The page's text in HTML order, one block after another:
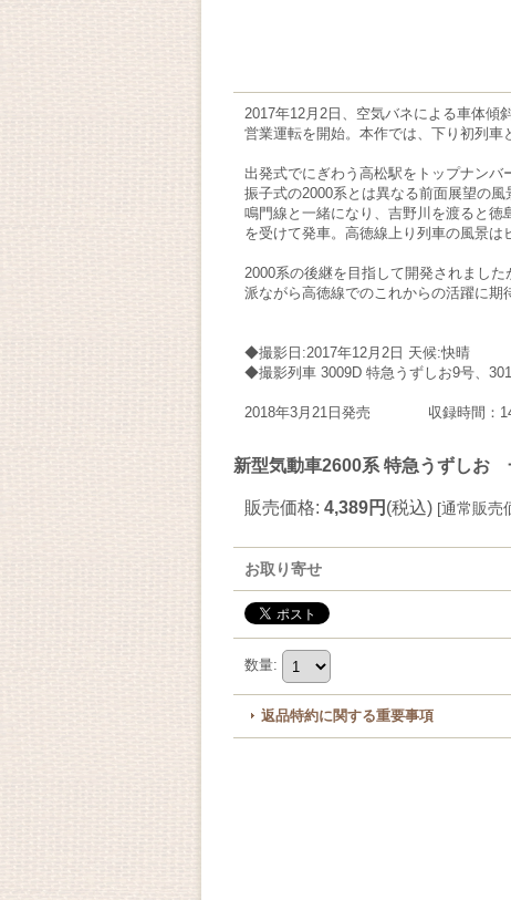
2017年12月2日、空気バネによる車体傾
営業運転を開始。本作では、下り初列車
出発式でにぎわう高松駅をトップナンバ
振子式の2000系とは異なる前面展望の
鳴門線と一緒になり、吉野川を渡ると
を受けて発車。高徳線上り列車の風景
2000系の後継を目指して開発されまし
派ながら高徳線でのこれからの活躍に期
◆撮影日:2017年12月2日 天候:快晴
◆撮影列車 3009D 特急うずしお9号、
2018年3月21日発売 収録時間：
新型気動車2600系 特急うずしお
販売価格: 4,389円 (税込) [通常販売
お取り寄せ
数量:
返品特約に関する重要事項